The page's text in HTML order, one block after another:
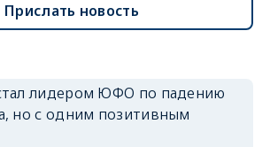
Прислать новость
лидером ЮФО по падению
но с одним позитивным